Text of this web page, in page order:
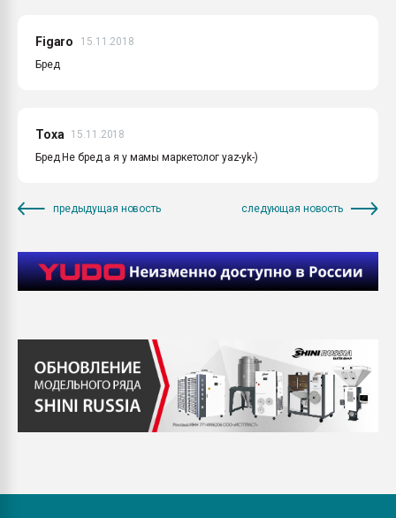
Figaro
15.11.2018
Бред
Тоха
15.11.2018
Бред Не бред а я у мамы маркетолог yaz-yk-)
предыдущая новость следующая новость